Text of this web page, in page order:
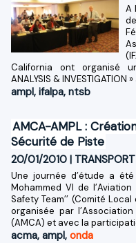
A
California ont organisé
ANALYSIS &
ampl, ifalpa, ntsb
AMCA-AMPL :
Sécurité de Piste
20/01/2010 | TRANSPORT
Une journée d’étude a été
Mohammed VI de
Safety Team’’ (Comité
organisée par
(AMCA) et avec la
acma, ampl, onda